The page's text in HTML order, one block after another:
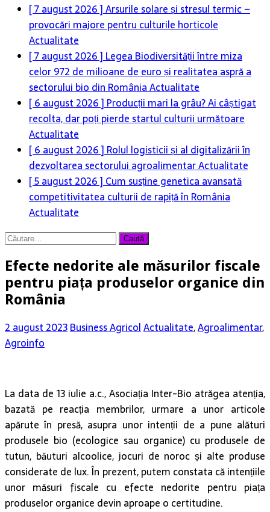
[ 7 august 2026 ]Arsurile solare și stresul termic –
provocări majore pentru culturile horticole
Actualitate
[ 7 august 2026 ] Legea Biodiversității între miza
celor 972 de milioane de euro și realitatea aspră a
sectorului bio din RomâniaActualitate
[ 6 august 2026 ] Producții mari la grâu? Ai câștigat
recolta, dar poți pierde startul culturii următoare
Actualitate
[ 6 august 2026 ] Rolul logisticii și al digitalizării în
dezvoltarea sectorului agroalimentarActualitate
[ 5 august 2026 ] Cum susține genetica avansată
competitivitatea culturii de rapiță în România
Actualitate
Caută
Efecte nedorite ale măsurilor fiscale
pentru piața produselor organice din
România
2 august 2023Business AgricolActualitate,Agroalimentar,
Agroinfo
La data de 13 iulie a.c., Asociația Inter-Bio atrăgea atenția,
bazată pe reacția membrilor, urmare a unor articole
apărute în presă, asupra unor intenții de a pune alături
produsele bio (ecologice sau organice) cu produsele de
tutun, băuturi alcoolice, jocuri de noroc și alte produse
considerate de lux. În prezent, putem constata că intențiile
unor măsuri fiscale cu efecte nedorite pentru piața
produselor organice devin aproape o certitudine.